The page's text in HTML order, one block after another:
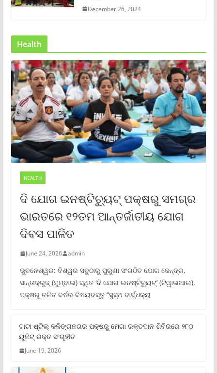
December 26, 2024
Health
HEALTH
ଦି ଯୋଗ ଇନଷ୍ଟିଚ୍ୟୁଟ୍ ପକ୍ଷରୁ ସମଗ୍ର
ଭାରତରେ ୧୨ତମ ଆନ୍ତର୍ଜାତୀୟ ଯୋଗ
ଦିବସ ପାଳିତ
June 24, 2026 admin
ଭୁବନେଶ୍ୱର: ବିଶ୍ୱର ସବୁଠାରୁ ପୁରୁଣା ସଂଗଠିତ ଯୋଗ କେନ୍ଦ୍ର,
ସାନ୍ତାକ୍ରୁଜ୍ (ମୁମ୍ବାଇ) ସ୍ଥିତ ‘ଦି ଯୋଗ ଇନଷ୍ଟିଚ୍ୟୁଟ୍‌’ (ଟିୱାଇଆଇ),
ପକ୍ଷରୁ ଚଳିତ ବର୍ଷର ବିଷୟବସ୍ତୁ “ସୁସ୍ଥ ବାର୍ଦ୍ଧକ୍ୟ
ଟାଟା ଷ୍ଟିଲ୍‌ କଳିଙ୍ଗନଗର ପକ୍ଷରୁ ମେଗା ରକ୍ତଦାନ ଶିବିରରେ ୨୮୦
ୟୁନିଟ୍‌ ରକ୍ତ ସଂଗୃହୀତ
June 19, 2026